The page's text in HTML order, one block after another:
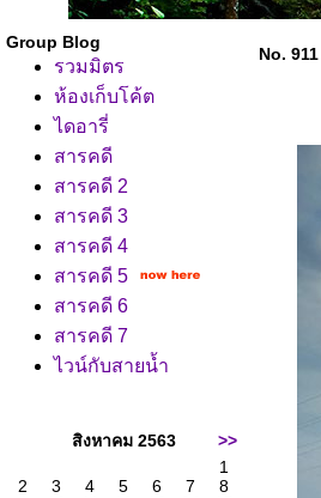
Group Blog
รวมมิตร
ห้องเก็บโค้ต
ไดอารี่
สารคดี
สารคดี 2
สารคดี 3
สารคดี 4
สารคดี 5
สารคดี 6
สารคดี 7
ไวน์กับสายน้ำ
สิงหาคม 2563
>>
1
2
3 4 5 6 7
8
No.